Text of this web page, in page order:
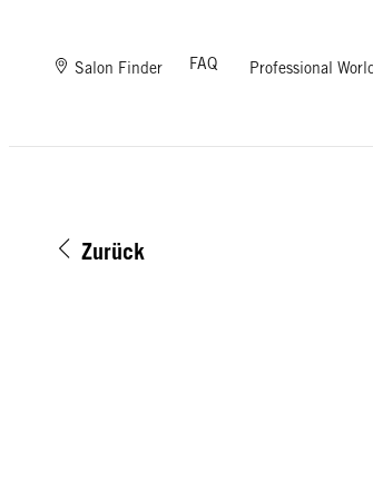
Salon Finder FAQ Professional World
Zurück